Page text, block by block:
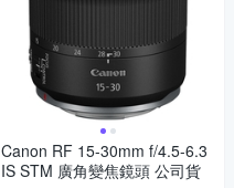
Canon RF 15-30mm f/4.5-6.3
IS STM 廣角變焦鏡頭 公司貨